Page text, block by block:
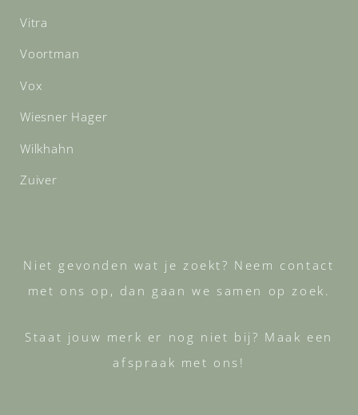
Vitra
Voortman
Vox
Wiesner Hager
Wilkhahn
Zuiver
Niet gevonden wat je zoekt? Neem contact
met ons op, dan gaan we samen op zoek.
Staat jouw merk er nog niet bij? Maak een
afspraak met ons!